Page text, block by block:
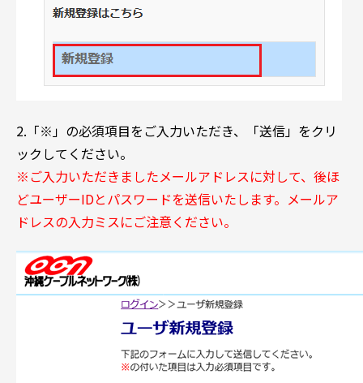
2.「※」の必須項目をご入力いただき、「送信」をクリ
ックしてください。
※ご入力いただきましたメールアドレスに対して、後ほ
どユーザーIDとパスワードを送信いたします。メールア
ドレスの入力ミスにご注意ください。